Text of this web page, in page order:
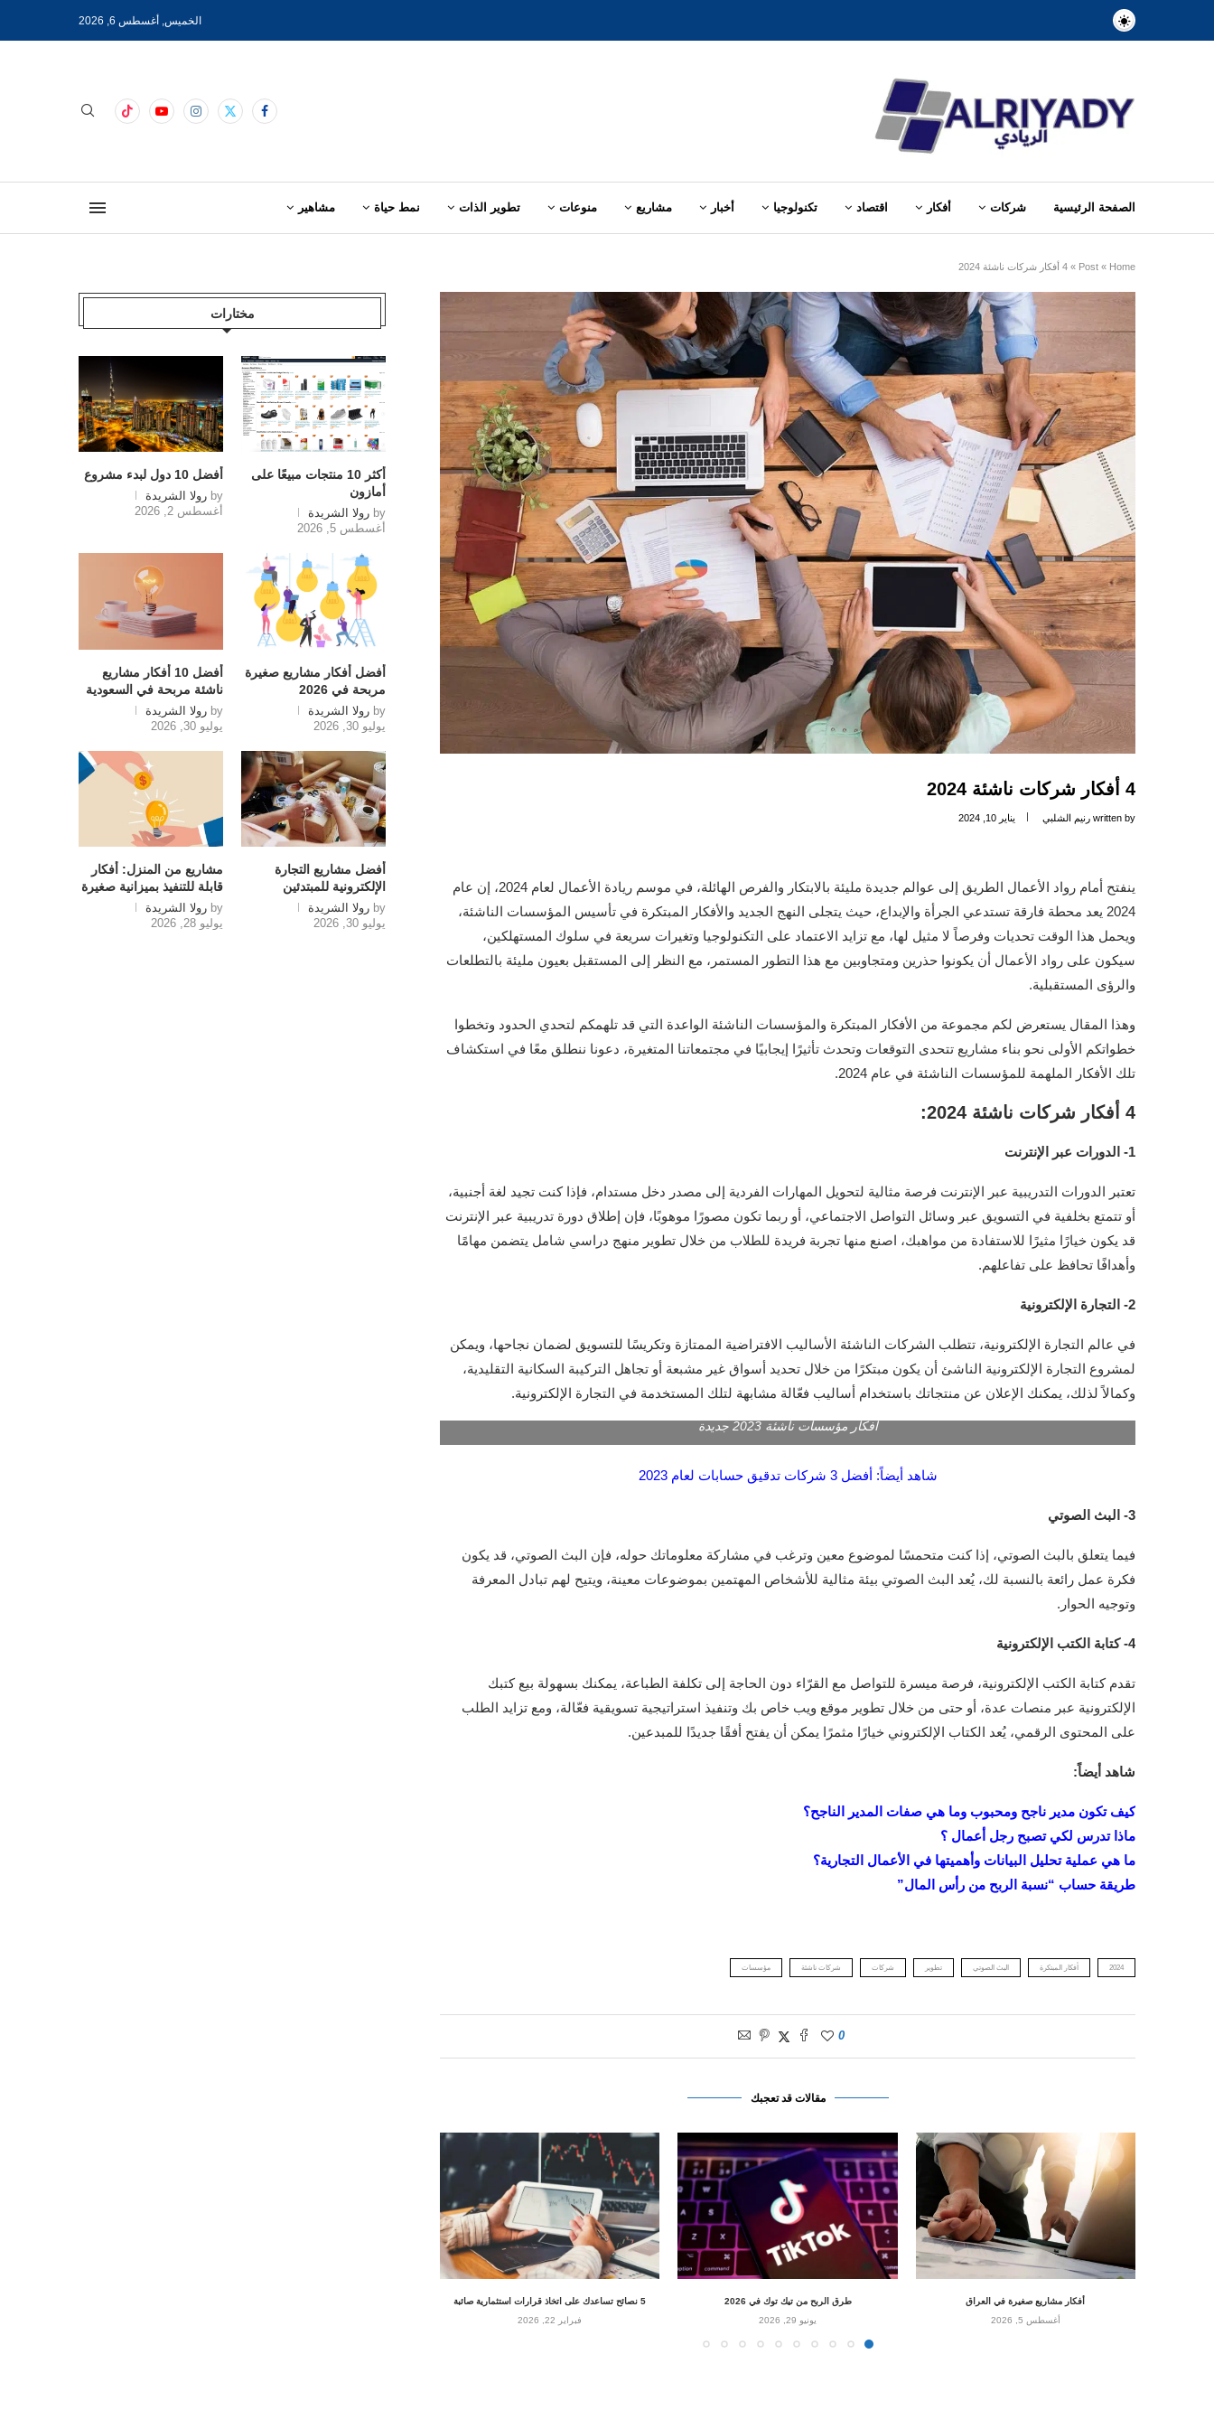
الخميس, أغسطس 6, 2026
الصفحة الرئيسية شركات أفكار اقتصاد تكنولوجيا أخبار مشاريع منوعات تطوير الذات نمط حياة مشاهير
Home
»
Post
» 4 أفكار شركات ناشئة 2024
4 أفكار شركات ناشئة 2024
written by رنيم الشلبي يناير 10, 2024
ينفتح أمام رواد الأعمال الطريق إلى عوالم جديدة مليئة بالابتكار والفرص الهائلة، في موسم ريادة الأعمال لعام 2024، إن عام
2024 يعد محطة فارقة تستدعي الجرأة والإبداع، حيث يتجلى النهج الجديد والأفكار المبتكرة في تأسيس المؤسسات الناشئة،
ويحمل هذا الوقت تحديات وفرصاً لا مثيل لها، مع تزايد الاعتماد على التكنولوجيا وتغيرات سريعة في سلوك المستهلكين،
سيكون على رواد الأعمال أن يكونوا حذرين ومتجاوبين مع هذا التطور المستمر، مع النظر إلى المستقبل بعيون مليئة بالتطلعات
والرؤى المستقبلية.
وهذا المقال يستعرض لكم مجموعة من الأفكار المبتكرة والمؤسسات الناشئة الواعدة التي قد تلهمكم لتحدي الحدود وتخطوا
خطواتكم الأولى نحو بناء مشاريع تتحدى التوقعات وتحدث تأثيرًا إيجابيًا في مجتمعاتنا المتغيرة، دعونا ننطلق معًا في استكشاف
تلك الأفكار الملهمة للمؤسسات الناشئة في عام 2024.
4 أفكار شركات ناشئة 2024:
1- الدورات عبر الإنترنت
تعتبر الدورات التدريبية عبر الإنترنت فرصة مثالية لتحويل المهارات الفردية إلى مصدر دخل مستدام، فإذا كنت تجيد لغة أجنبية،
أو تتمتع بخلفية في التسويق عبر وسائل التواصل الاجتماعي، أو ربما تكون مصورًا موهوبًا، فإن إطلاق دورة تدريبية عبر الإنترنت
قد يكون خيارًا مثيرًا للاستفادة من مواهبك، اصنع منها تجربة فريدة للطلاب من خلال تطوير منهج دراسي شامل يتضمن مهامًا
وأهدافًا تحافظ على تفاعلهم.
2- التجارة الإلكترونية
في عالم التجارة الإلكترونية، تتطلب الشركات الناشئة الأساليب الافتراضية الممتازة وتكريسًا للتسويق لضمان نجاحها، ويمكن
لمشروع التجارة الإلكترونية الناشئ أن يكون مبتكرًا من خلال تحديد أسواق غير مشبعة أو تجاهل التركيبة السكانية التقليدية،
وكمالاً لذلك، يمكنك الإعلان عن منتجاتك باستخدام أساليب فعّالة مشابهة لتلك المستخدمة في التجارة الإلكترونية.
أفكار مؤسسات ناشئة 2023 جديدة
شاهد أيضاً: أفضل 3 شركات تدقيق حسابات لعام 2023
3- البث الصوتي
فيما يتعلق بالبث الصوتي، إذا كنت متحمسًا لموضوع معين وترغب في مشاركة معلوماتك حوله، فإن البث الصوتي، قد يكون
فكرة عمل رائعة بالنسبة لك، يُعد البث الصوتي بيئة مثالية للأشخاص المهتمين بموضوعات معينة، ويتيح لهم تبادل المعرفة
وتوجيه الحوار.
4- كتابة الكتب الإلكترونية
تقدم كتابة الكتب الإلكترونية، فرصة ميسرة للتواصل مع القرّاء دون الحاجة إلى تكلفة الطباعة، يمكنك بسهولة بيع كتبك
الإلكترونية عبر منصات عدة، أو حتى من خلال تطوير موقع ويب خاص بك وتنفيذ استراتيجية تسويقية فعّالة، ومع تزايد الطلب
على المحتوى الرقمي، يُعد الكتاب الإلكتروني خيارًا مثمرًا يمكن أن يفتح أفقًا جديدًا للمبدعين.
شاهد أيضاً:
كيف تكون مدير ناجح ومحبوب وما هي صفات المدير الناجح؟
ماذا تدرس لكي تصبح رجل أعمال ؟
ما هي عملية تحليل البيانات وأهميتها في الأعمال التجارية؟
طريقة حساب “نسبة الربح من رأس المال”
2024 أفكار المبتكرة البث الصوتي تطوير شركات شركات ناشئة مؤسسات
0
مقالات قد تعجبك
أفكار مشاريع صغيرة في العراق
أغسطس 5, 2026
طرق الربح من تيك توك في 2026
يونيو 29, 2026
5 نصائح تساعدك على اتخاذ قرارات استثمارية صائبة
فبراير 22, 2026
مختارات
أكثر 10 منتجات مبيعًا على
أمازون
by رولا الشريدة
أغسطس 5, 2026
أفضل 10 دول لبدء مشروع
by رولا الشريدة
أغسطس 2, 2026
أفضل أفكار مشاريع صغيرة
مربحة في 2026
by رولا الشريدة
يوليو 30, 2026
أفضل 10 أفكار مشاريع
ناشئة مربحة في السعودية
by رولا الشريدة
يوليو 30, 2026
أفضل مشاريع التجارة
الإلكترونية للمبتدئين
by رولا الشريدة
يوليو 30, 2026
مشاريع من المنزل: أفكار
قابلة للتنفيذ بميزانية صغيرة
by رولا الشريدة
يوليو 28, 2026